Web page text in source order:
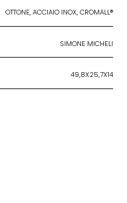
OTTONE, ACCIAIO INOX, CROMALL®
SIMONE MICHELI
49,8X25,7X14